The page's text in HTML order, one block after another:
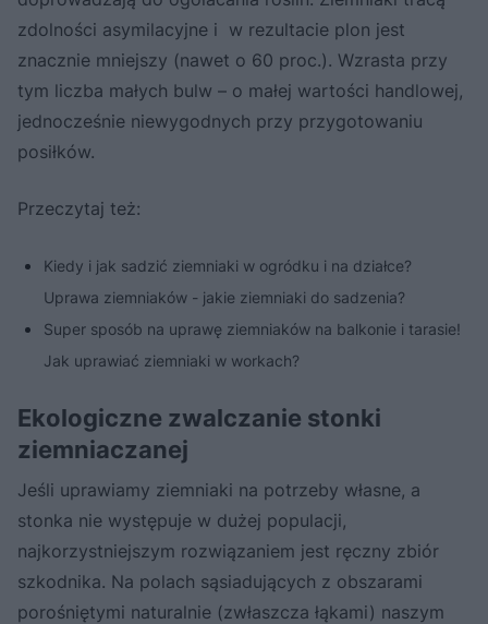
zdolności asymilacyjne i w rezultacie plon jest
znacznie mniejszy (nawet o 60 proc.). Wzrasta przy
tym liczba małych bulw – o małej wartości handlowej,
jednocześnie niewygodnych przy przygotowaniu
posiłków.
Przeczytaj też:
Kiedy i jak sadzić ziemniaki w ogródku i na działce?
Uprawa ziemniaków - jakie ziemniaki do sadzenia?
Super sposób na uprawę ziemniaków na balkonie i tarasie!
Jak uprawiać ziemniaki w workach?
Ekologiczne zwalczanie stonki
ziemniaczanej
Jeśli uprawiamy ziemniaki na potrzeby własne, a
stonka nie występuje w dużej populacji,
najkorzystniejszym rozwiązaniem jest ręczny zbiór
szkodnika. Na polach sąsiadujących z obszarami
porośniętymi naturalnie (zwłaszcza łąkami) naszym